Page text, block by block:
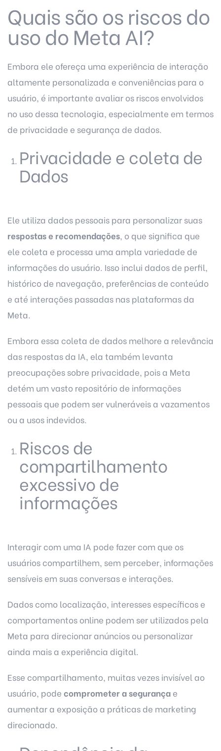
Quais são os riscos do
uso do Meta AI?
Embora ele ofereça uma experiência de interação
altamente personalizada e conveniências para o
usuário, é importante avaliar os riscos envolvidos
no uso dessa tecnologia, especialmente em termos
de privacidade e segurança de dados.
Privacidade e coleta de
Dados
Ele utiliza dados pessoais para personalizar suas
respostas e recomendações, o que significa que
ele coleta e processa uma ampla variedade de
informações do usuário. Isso inclui dados de perfil,
histórico de navegação, preferências de conteúdo
e até interações passadas nas plataformas da
Meta.
Embora essa coleta de dados melhore a relevância
das respostas da IA, ela também levanta
preocupações sobre privacidade, pois a Meta
detém um vasto repositório de informações
pessoais que podem ser vulneráveis a vazamentos
ou a usos indevidos.
Riscos de
compartilhamento
excessivo de
informações
Interagir com uma IA pode fazer com que os
usuários compartilhem, sem perceber, informações
sensíveis em suas conversas e interações.
Dados como localização, interesses específicos e
comportamentos online podem ser utilizados pela
Meta para direcionar anúncios ou personalizar
ainda mais a experiência digital.
Esse compartilhamento, muitas vezes invisível ao
usuário, pode comprometer a segurança e
aumentar a exposição a práticas de marketing
direcionado.